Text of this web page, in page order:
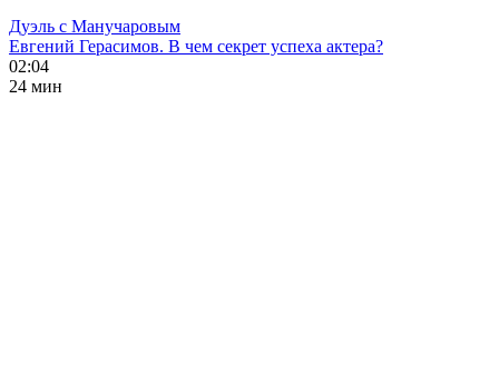
Дуэль с Манучаровым
Евгений Герасимов. В чем секрет успеха актера?
02:04
24 мин